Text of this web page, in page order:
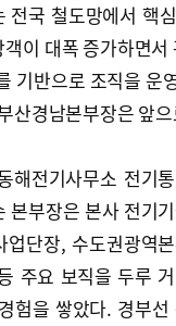
전국 철도망에서 핵
이 대폭 증가하면
기반으로 조직을 운
산경남본부장은 앞
해전기사무소 전기
본부장은 본사 전기
업단장, 수도권광역
주요 보직을 두루
험을 쌓았다. 경부선